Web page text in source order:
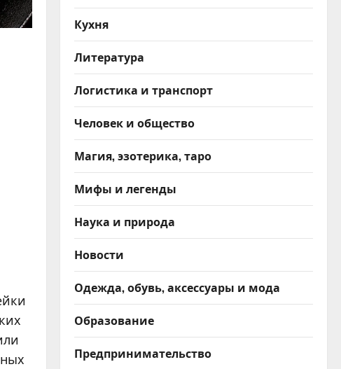
Кухня
Литература
Логистика и транспорт
Человек и общество
Магия, эзотерика, таро
Мифы и легенды
Наука и природа
Новости
Одежда, обувь, аксессуары и мода
Образование
Предпринимательство